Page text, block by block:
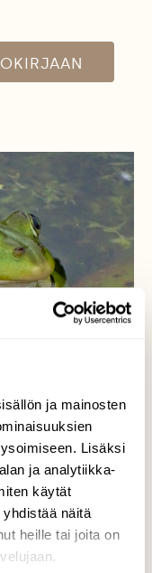
ja mainosten
Lisäksi
ja analytiikka-
käytät
näitä
heille tai joita on
sammakko